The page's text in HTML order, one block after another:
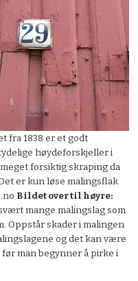
fra 1838 er et godt
høydeforskjeller i
forsiktig skraping da
er kun løse malingsflak
Bildet over til høyre:
mange malingslag som
Oppstår skader i malingen
og det kan være
man begynner å pirke i